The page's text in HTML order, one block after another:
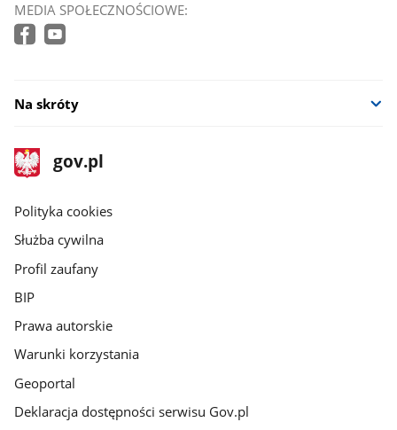
MEDIA SPOŁECZNOŚCIOWE:
Na skróty
stopka
gov.pl
Strona
gov.pl
gov.pl
Polityka cookies
Służba cywilna
Profil zaufany
BIP
Prawa autorskie
Warunki korzystania
Geoportal
Deklaracja dostępności serwisu Gov.pl